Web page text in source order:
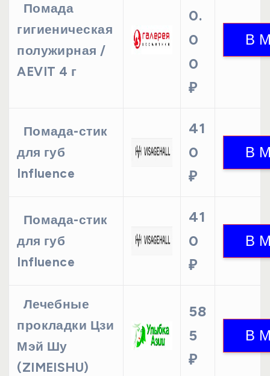
Помада
гигиеническая
полужирная /
AEVIT 4 г
0.
0
0
₽
Помада-стик
для губ
Influence
41
0
₽
Помада-стик
для губ
Influence
41
0
₽
Лечебные
прокладки Цзи
Мэй Шу
(ZIMEISHU)
58
5
₽